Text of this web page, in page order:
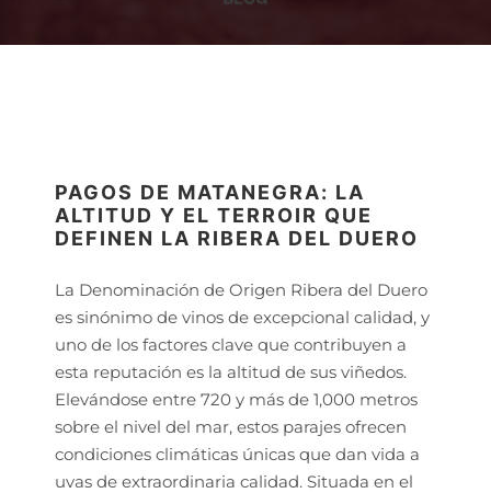
PAGOS DE MATANEGRA: LA
ALTITUD Y EL TERROIR QUE
DEFINEN LA RIBERA DEL DUERO
La Denominación de Origen Ribera del Duero
es sinónimo de vinos de excepcional calidad, y
uno de los factores clave que contribuyen a
esta reputación es la altitud de sus viñedos.
Elevándose entre 720 y más de 1,000 metros
sobre el nivel del mar, estos parajes ofrecen
condiciones climáticas únicas que dan vida a
uvas de extraordinaria calidad. Situada en el